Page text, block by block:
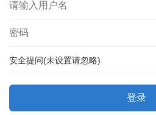
安全提问(未设置请忽略)
登录